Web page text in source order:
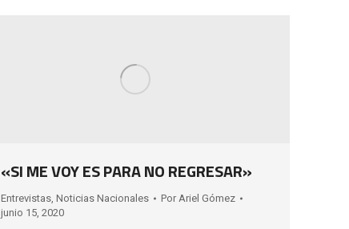
«SI ME VOY ES PARA NO REGRESAR»
Entrevistas Noticias Nacionales Por Ariel Gómez
junio 15, 2020